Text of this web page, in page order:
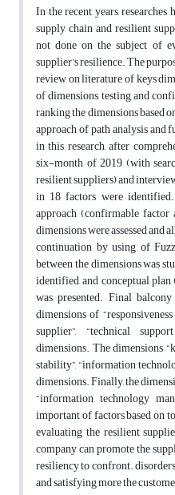
In the recent years,
supply chain and resilient
not done on the subject of
supplier’s resilience. The
review on literature of keys
of dimensions, testing and
ranking the dimensions based
approach of path analysis
in this research, after
six-month of 2019 (with
resilient suppliers) and
in 18 factors were
approach (confirmable factor
dimensions were assessed
continuation by using of
between the dimensions was
identified, and conceptual
was presented. Final
dimensions of
supplier”, “technical
dimensions. The dimensions
stability”, “information
dimensions. Finally, the
“information technology
important of factors based on
evaluating the resilient
company can promote the
resiliency to confront.
and satisfying more the